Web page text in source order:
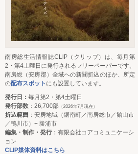
南房総生活情報誌CLIP（クリップ）は、毎月第
2・第4土曜日に発行されるフリーペーパーです。
南房総（安房郡）全域への新聞折込のほか、所定
の配布スポット にも設置しています。
発行日： 毎月第2・第4土曜日
発行部数 ：26,700部 （2026年7月現在）
折込範囲 ：安房地域（鋸南町／南房総市／館山市
／鴨川市）+ 勝浦市
編集・制作・発行：有限会社コアコミュニケーシ
ョン
CLIP媒体資料はこちら